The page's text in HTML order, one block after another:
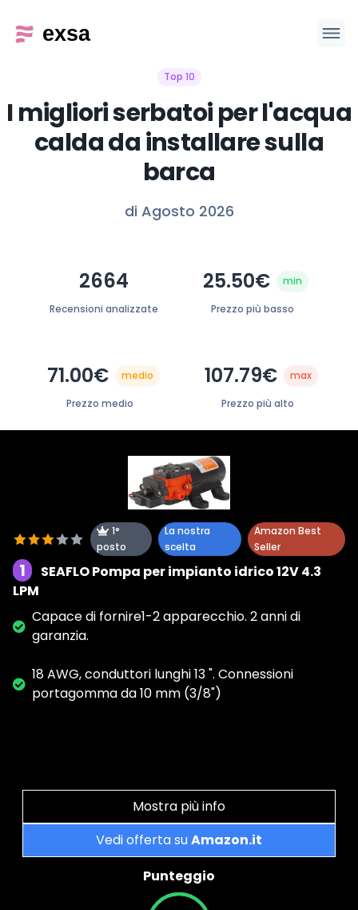
Top 10
I migliori serbatoi per l'acqua
calda da installare sulla
barca
di Agosto 2026
2664
Recensioni analizzate
25.50€ min
Prezzo più basso
71.00€ medio
Prezzo medio
107.79€ max
Prezzo più alto
1°
posto
La nostra
scelta
Amazon Best
Seller
1
SEAFLO Pompa per impianto idrico 12V 4.3
LPM
Capace di fornire1-2 apparecchio. 2 anni di
garanzia.
18 AWG, conduttori lunghi 13 ". Connessioni
portagomma da 10 mm (3/8")
Mostra più info
Vedi offerta suAmazon.it
Punteggio